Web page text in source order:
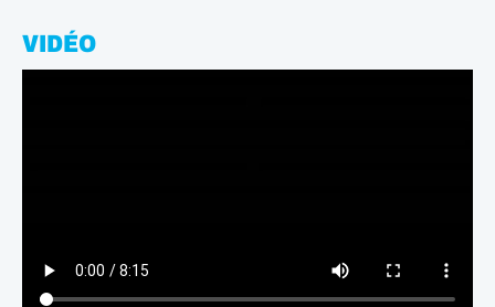
VIDÉO